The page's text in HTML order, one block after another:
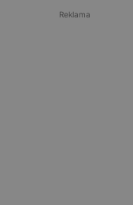
Reklama